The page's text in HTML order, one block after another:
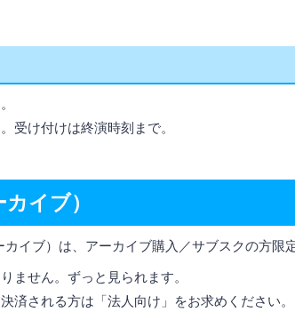
受け付けは終演時刻まで。
イブ）
イブ）は、アーカイブ購入／サブスクの方限
ません。ずっと見られます。
済される方は「法人向け」をお求めください。